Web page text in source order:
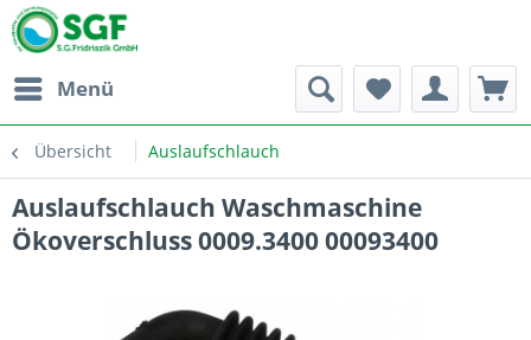
Menü
Übersicht Auslaufschlauch
Auslaufschlauch Waschmaschine
Ökoverschluss 0009.3400 00093400